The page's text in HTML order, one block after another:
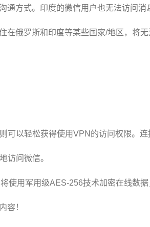
通方式。印度的微信用户也无法访问消
在俄罗斯和印度等某些国家/地区，将无
可以轻松获得使用VPN的访问权限。连
访问微信。
使用军用级AES-256技术加密在线数据
容！